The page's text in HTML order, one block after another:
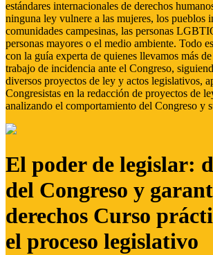
estándares internacionales de derechos
ninguna ley vulnere a las mujeres, los pueblos
comunidades campesinas, las personas
personas mayores o el medio ambiente. Todo
con la guía experta de quienes llevamos más
trabajo de incidencia ante el Congreso,
diversos proyectos de ley y actos legislativos,
Congresistas en la redacción de proyectos de
analizando el comportamiento del Congreso y
El poder de legislar:
del Congreso y
derechos Curso
el proceso legislativo